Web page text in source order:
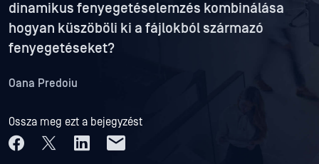
dinamikus fenyegetéselemzés kombinálása
hogyan küszöböli ki a fájlokból származó
fenyegetéseket?
Oana Predoiu
Ossza meg ezt a bejegyzést